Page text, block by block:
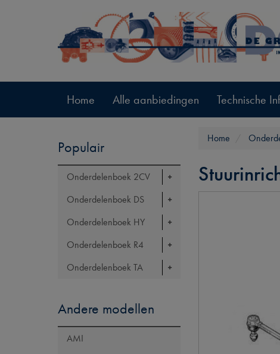
Home Alle aanbiedingen Technische
Populair
Onderdelenboek 2CV
Onderdelenboek DS
Onderdelenboek HY
Onderdelenboek R4
Onderdelenboek TA
Andere modellen
AMI
Home